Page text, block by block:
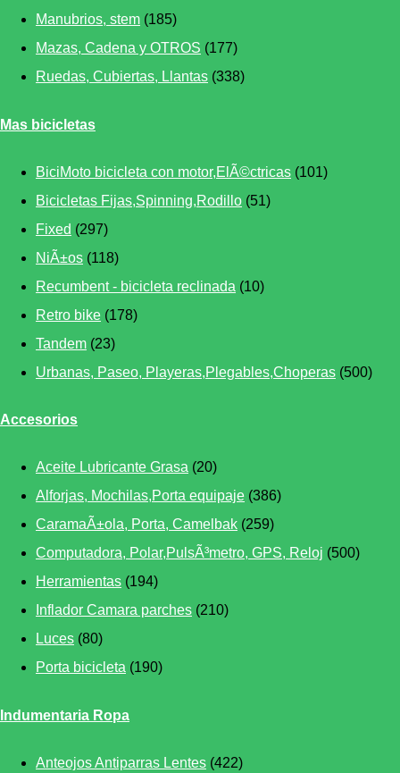
Manubrios, stem (185)
Mazas, Cadena y OTROS (177)
Ruedas, Cubiertas, Llantas (338)
Mas bicicletas
BiciMoto bicicleta con motor,ElÃ©ctricas (101)
Bicicletas Fijas,Spinning,Rodillo (51)
Fixed (297)
NiÃ±os (118)
Recumbent - bicicleta reclinada (10)
Retro bike (178)
Tandem (23)
Urbanas, Paseo, Playeras,Plegables,Choperas (500)
Accesorios
Aceite Lubricante Grasa (20)
Alforjas, Mochilas,Porta equipaje (386)
CaramaÃ±ola, Porta, Camelbak (259)
Computadora, Polar,PulsÃ³metro, GPS, Reloj (500)
Herramientas (194)
Inflador Camara parches (210)
Luces (80)
Porta bicicleta (190)
Indumentaria Ropa
Anteojos Antiparras Lentes (422)